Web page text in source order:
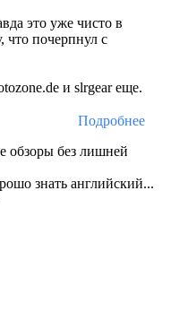
это уже чисто в
что почерпнул с
и slrgear еще.
Подробнее
обзоры без лишней
знать английский...